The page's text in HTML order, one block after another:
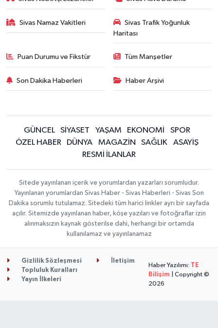
Sivas Namaz Vakitleri
Sivas Trafik Yoğunluk
Haritası
Puan Durumu ve Fikstür Tüm Manşetler
Son Dakika Haberleri Haber Arşivi
GÜNCEL SİYASET YAŞAM EKONOMİ
SPOR
ÖZEL HABER
DÜNYA MAGAZİN SAĞLIK
ASAYİŞ
RESMİ İLANLAR
Sitede yayınlanan içerik ve yorumlardan yazarları sorumludur.
Yayınlanan yorumlardan Sivas Haber - Sivas Haberleri - Sivas Son
Dakika sorumlu tutulamaz. Sitedeki tüm harici linkler ayrı bir sayfada
açılır. Sitemizde yayınlanan haber, köşe yazıları ve fotoğraflar izin
alınmaksızın kaynak gösterilse dahi, herhangi bir ortamda
kullanılamaz ve yayınlanamaz
Gizlilik Sözleşmesi
İletişim
Topluluk Kuralları
Yayın İlkeleri
Haber Yazılımı: TE
Bilişim | Copyright ©
2026